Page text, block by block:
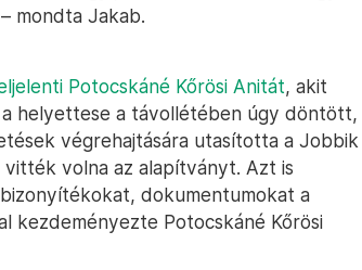
mondta Jakab.
Potocskáné Kőrösi Anitát, akit
helyettese a távollétében úgy döntött,
végrehajtására utasította a Jobbik
volna az alapítványt. Azt is
dokumentumokat a
kezdeményezte Potocskáné Kőrösi